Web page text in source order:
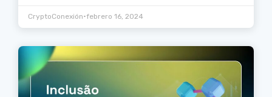
CryptoConexión•febrero 16, 2024